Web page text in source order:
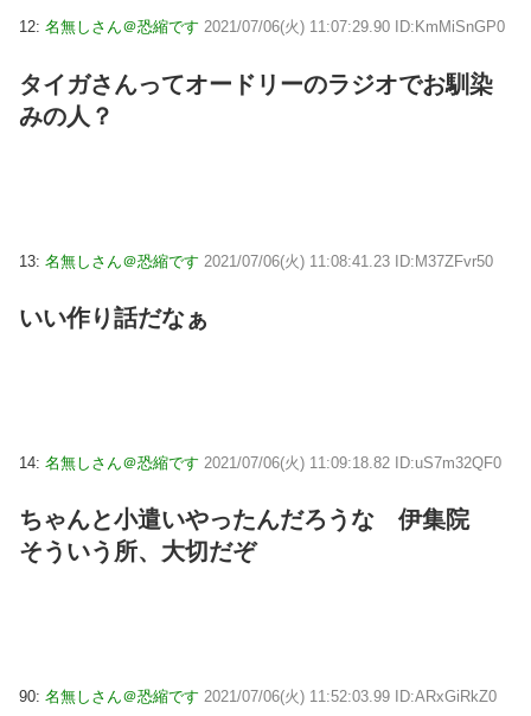
12: 名無しさん＠恐縮です 2021/07/06(火) 11:07:29.90 ID:KmMiSnGP0
タイガさんってオードリーのラジオでお馴染
みの人？
13: 名無しさん＠恐縮です 2021/07/06(火) 11:08:41.23 ID:M37ZFvr50
いい作り話だなぁ
14: 名無しさん＠恐縮です 2021/07/06(火) 11:09:18.82 ID:uS7m32QF0
ちゃんと小遣いやったんだろうな 伊集院
そういう所、大切だぞ
90: 名無しさん＠恐縮です 2021/07/06(火) 11:52:03.99 ID:ARxGiRkZ0